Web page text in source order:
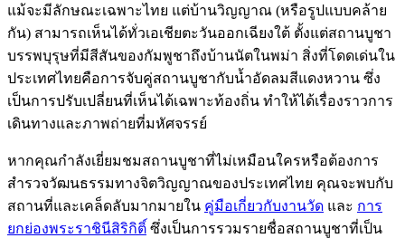
แม้จะมีลักษณะเฉพาะไทย แต่บ้านวิญญาณ (หรือรูปแบบคล้าย
กัน) สามารถเห็นได้ทั่วเอเชียตะวันออกเฉียงใต้ ตั้งแต่สถานบูชา
บรรพบุรุษที่มีสีสันของกัมพูชาถึงบ้านนัตในพม่า สิ่งที่โดดเด่นใน
ประเทศไทยคือการจับคู่สถานบูชากับน้ำอัดลมสีแดงหวาน ซึ่ง
เป็นการปรับเปลี่ยนที่เห็นได้เฉพาะท้องถิ่น ทำให้ได้เรื่องราวการ
เดินทางและภาพถ่ายที่มหัศจรรย์
หากคุณกำลังเยี่ยมชมสถานบูชาที่ไม่เหมือนใครหรือต้องการ
สำรวจวัฒนธรรมทางจิตวิญญาณของประเทศไทย คุณจะพบกับ
สถานที่และเคล็ดลับมากมายใน คู่มือเกี่ยวกับงานวัด และ การ
ยกย่องพระราชินีสิริกิติ์ ซึ่งเป็นการรวมรายชื่อสถานบูชาที่เป็น